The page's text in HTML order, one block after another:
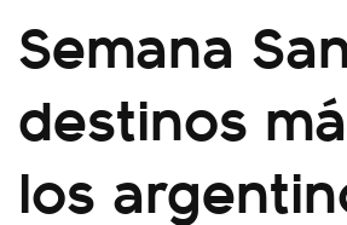
Semana
destinos
los